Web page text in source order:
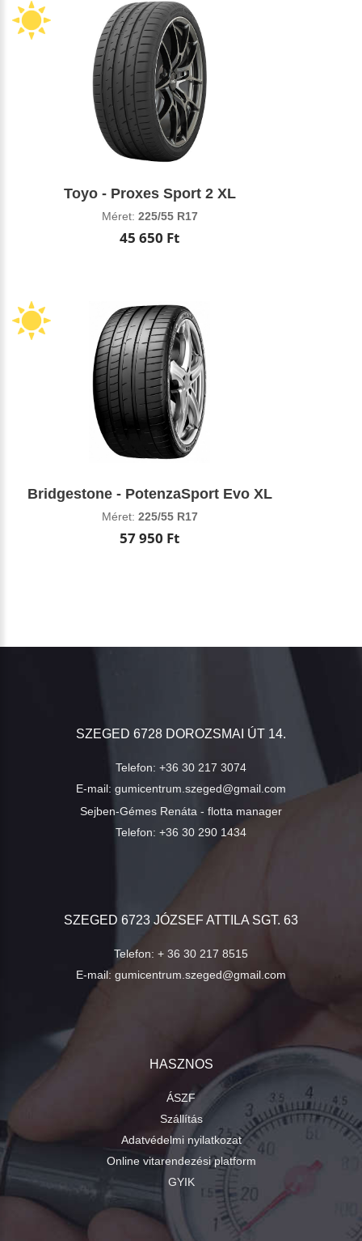
Toyo - Proxes Sport 2 XL
Méret: 225/55 R17
45 650 Ft
Bridgestone - PotenzaSport Evo XL
Méret: 225/55 R17
57 950 Ft
SZEGED 6728 DOROZSMAI ÚT 14.
Telefon: +36 30 217 3074
E-mail: gumicentrum.szeged@gmail.com
Sejben-Gémes Renáta - flotta manager
Telefon: +36 30 290 1434
SZEGED 6723 JÓZSEF ATTILA SGT. 63
Telefon: + 36 30 217 8515
E-mail: gumicentrum.szeged@gmail.com
HASZNOS
ÁSZF
Szállítás
Adatvédelmi nyilatkozat
Online vitarendezési platform
GYIK